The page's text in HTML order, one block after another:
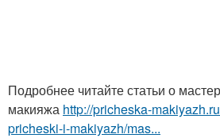
Подробнее читайте статьи о
макияжа http://pricheska-
pricheski-i-makiyazh/mas...